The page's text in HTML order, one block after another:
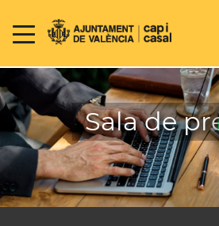
Sala de